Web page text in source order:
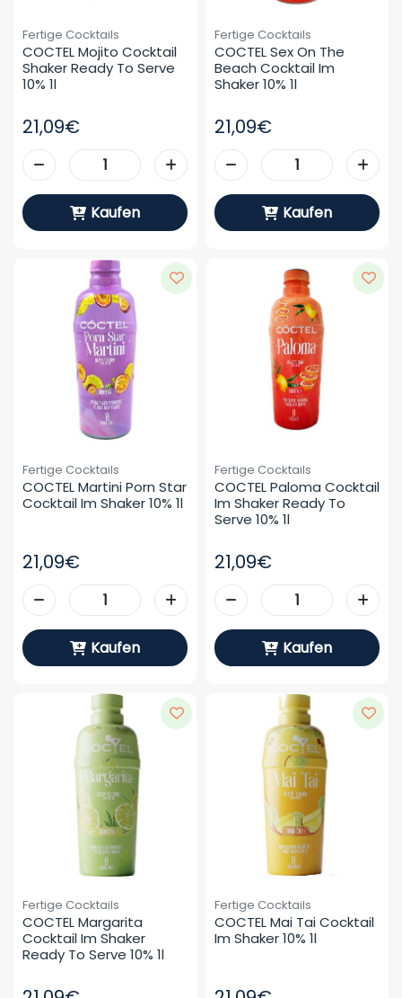
Fertige Cocktails
COCTEL Mojito Cocktail
Shaker Ready To Serve
10% 1l
21,09€
Kaufen
Fertige Cocktails
COCTEL Sex On The
Beach Cocktail Im
Shaker 10% 1l
21,09€
Kaufen
Fertige Cocktails
COCTEL Martini Porn Star
Cocktail Im Shaker 10% 1l
21,09€
Kaufen
Fertige Cocktails
COCTEL Paloma Cocktail
Im Shaker Ready To
Serve 10% 1l
21,09€
Kaufen
Fertige Cocktails
COCTEL Margarita
Cocktail Im Shaker
Ready To Serve 10% 1l
Fertige Cocktails
COCTEL Mai Tai Cocktail
Im Shaker 10% 1l